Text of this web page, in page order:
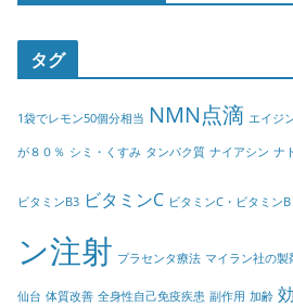
タグ
1袋でレモン50個分相当 NMN点滴 エイジ
が８０％ シミ・くすみ タンパク質 ナイアシン ナ
ビタミンB3 ビタミンC ビタミンC・ビタミン
ン注射 プラセンタ療法 マイラン社の製
仙台 体質改善 全身性自己免疫疾患 副作用 加齢